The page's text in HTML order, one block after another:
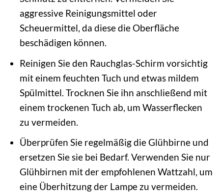
aggressive Reinigungsmittel oder
Scheuermittel, da diese die Oberfläche
beschädigen können.
Reinigen Sie den Rauchglas-Schirm vorsichtig
mit einem feuchten Tuch und etwas mildem
Spülmittel. Trocknen Sie ihn anschließend mit
einem trockenen Tuch ab, um Wasserflecken
zu vermeiden.
Überprüfen Sie regelmäßig die Glühbirne und
ersetzen Sie sie bei Bedarf. Verwenden Sie nur
Glühbirnen mit der empfohlenen Wattzahl, um
eine Überhitzung der Lampe zu vermeiden.